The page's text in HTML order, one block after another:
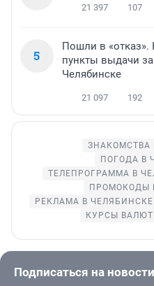
21 397 107
5
Пошли в «отказ».
пункты выдачи
Челябинске
21 097 192
ЗНАКОМСТВА
ПОГОДА В
ТЕЛЕПРОГРАММА В
ПРОМОКОДЫ
РЕКЛАМА В ЧЕЛЯБИНСКЕ
КУРСЫ
Подписаться на новости